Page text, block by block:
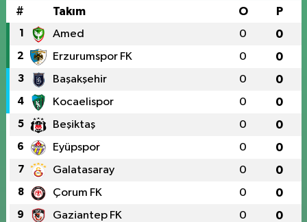
# Takım O P
1 Amed 0 0
2 Erzurumspor FK 0 0
3 Başakşehir 0 0
4 Kocaelispor 0 0
5 Beşiktaş 0 0
6 Eyüpspor 0 0
7 Galatasaray 0 0
8 Çorum FK 0 0
9 Gaziantep FK 0 0